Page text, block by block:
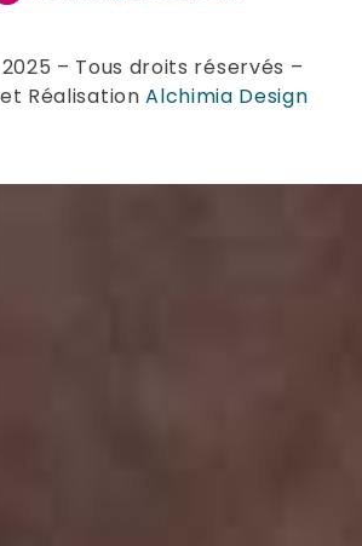
– Tous droits réservés –
RéalisationAlchimia Design